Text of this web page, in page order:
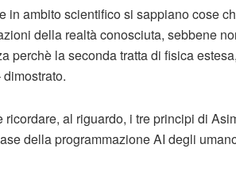
in ambito scientifico si sappiano cose
della realtà conosciuta, sebbene
perchè la seconda tratta di fisica
ricordare, al riguardo, i tre principi di
della programmazione AI degli